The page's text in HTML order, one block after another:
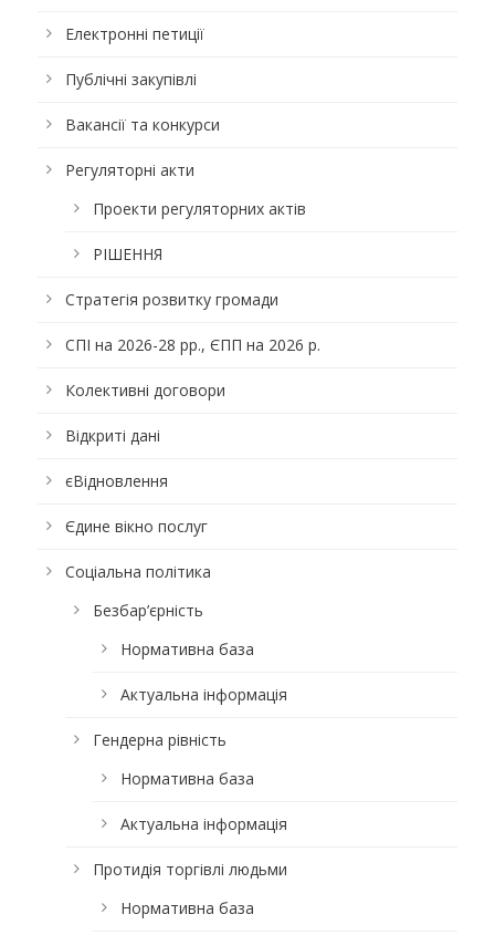
Електронні петиції
Публічні закупівлі
Вакансії та конкурси
Регуляторні акти
Проекти регуляторних актів
РІШЕННЯ
Стратегія розвитку громади
СПІ на 2026-28 рр., ЄПП на 2026 р.
Колективні договори
Відкриті дані
єВідновлення
Єдине вікно послуг
Соціальна політика
Безбар’єрність
Нормативна база
Актуальна інформація
Гендерна рівність
Нормативна база
Актуальна інформація
Протидія торгівлі людьми
Нормативна база